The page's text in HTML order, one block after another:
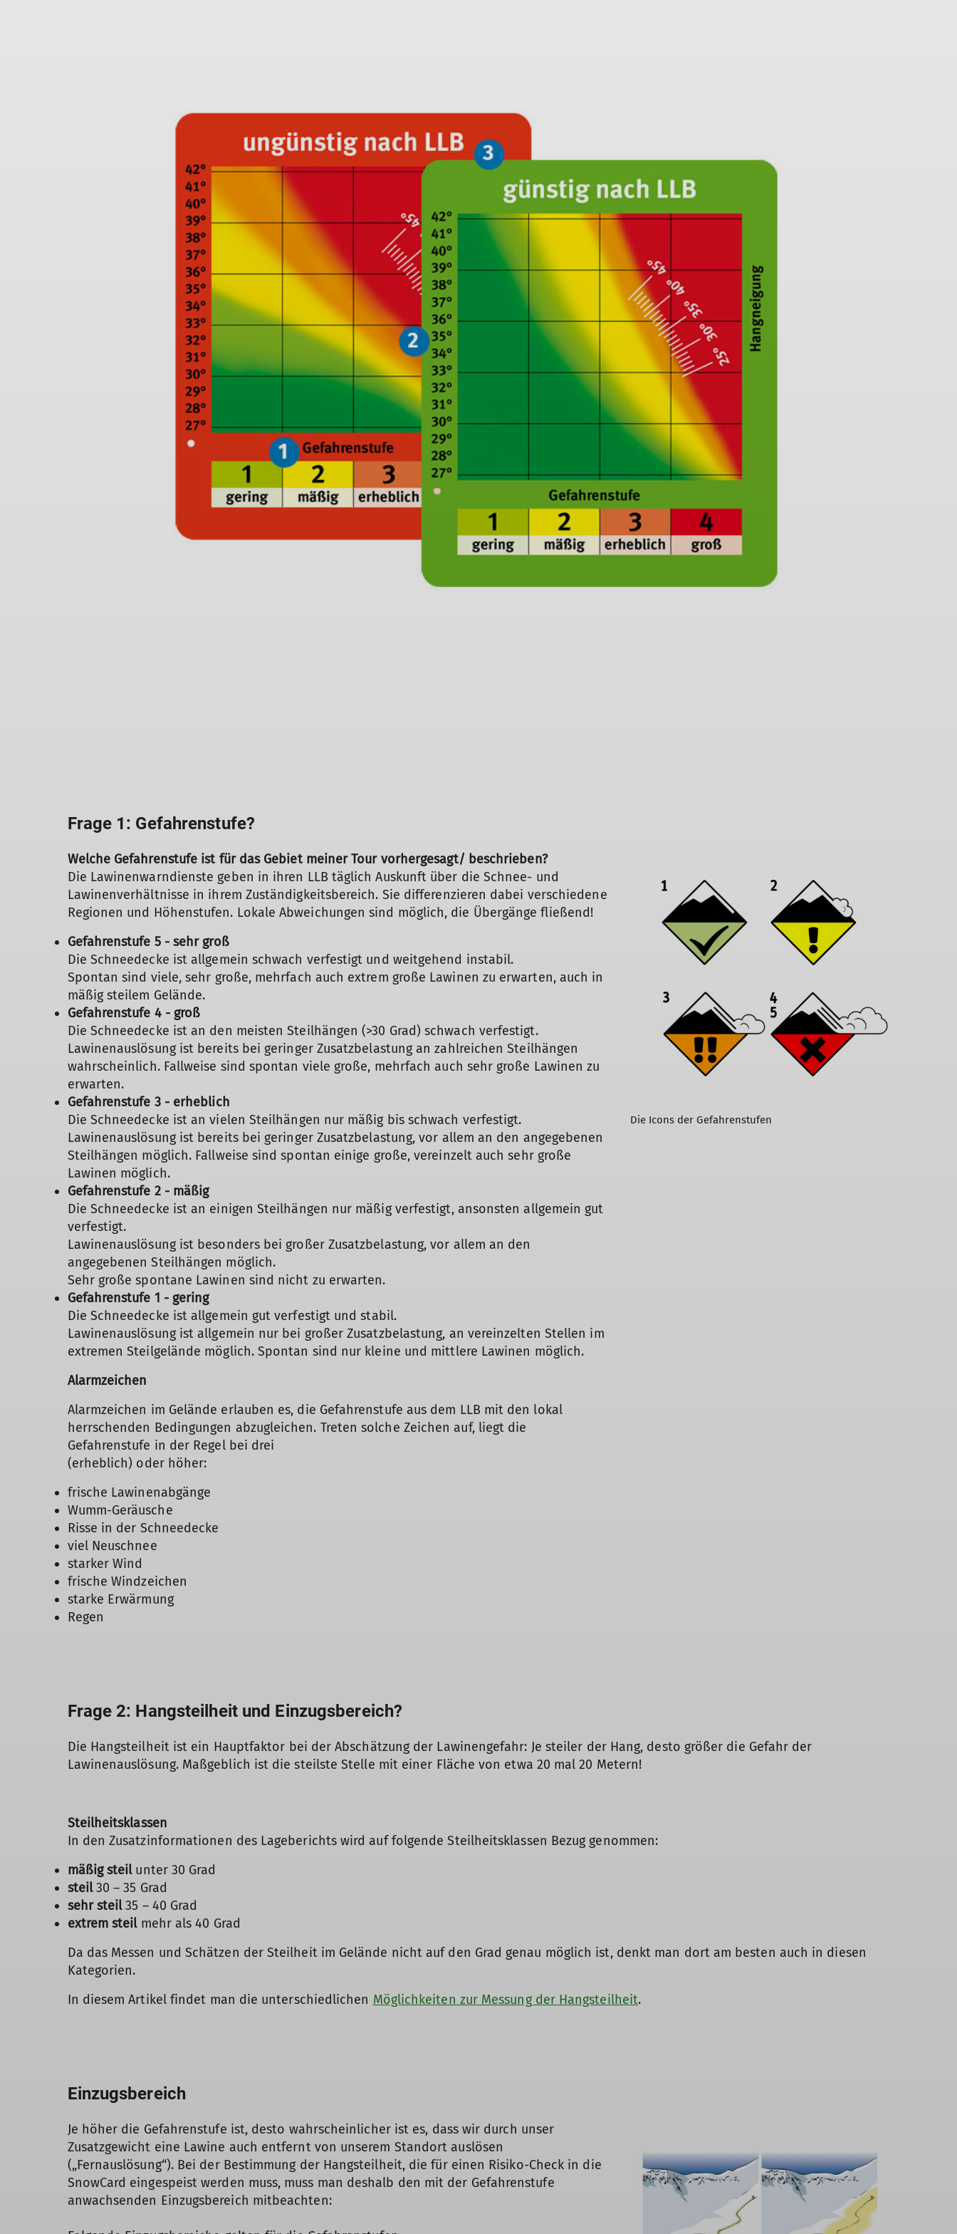
Frage 1: Gefahrenstufe?
Welche Gefahrenstufe ist für das Gebiet meiner Tour vorhergesagt/ beschrieben?
Die Lawinenwarndienste geben in ihren LLB täglich Auskunft über die Schnee- und
Lawinenverhältnisse in ihrem Zuständigkeitsbereich. Sie differenzieren dabei verschiedene
Regionen und Höhenstufen. Lokale Abweichungen sind möglich, die Übergänge fließend!
Gefahrenstufe 5 - sehr groß
Die Schneedecke ist allgemein schwach verfestigt und weitgehend instabil.
Spontan sind viele, sehr große, mehrfach auch extrem große Lawinen zu erwarten, auch in
mäßig steilem Gelände.
Gefahrenstufe 4 - groß
Die Schneedecke ist an den meisten Steilhängen (>30 Grad) schwach verfestigt.
Lawinenauslösung ist bereits bei geringer Zusatzbelastung an zahlreichen Steilhängen
wahrscheinlich. Fallweise sind spontan viele große, mehrfach auch sehr große Lawinen zu
erwarten.
Gefahrenstufe 3 - erheblich
Die Schneedecke ist an vielen Steilhängen nur mäßig bis schwach verfestigt.
Lawinenauslösung ist bereits bei geringer Zusatzbelastung, vor allem an den angegebenen
Steilhängen möglich. Fallweise sind spontan einige große, vereinzelt auch sehr große
Lawinen möglich.
Gefahrenstufe 2 - mäßig
Die Schneedecke ist an einigen Steilhängen nur mäßig verfestigt, ansonsten allgemein gut
verfestigt.
Lawinenauslösung ist besonders bei großer Zusatzbelastung, vor allem an den
angegebenen Steilhängen möglich.
Sehr große spontane Lawinen sind nicht zu erwarten.
Gefahrenstufe 1 - gering
Die Schneedecke ist allgemein gut verfestigt und stabil.
Lawinenauslösung ist allgemein nur bei großer Zusatzbelastung, an vereinzelten Stellen im
extremen Steilgelände möglich. Spontan sind nur kleine und mittlere Lawinen möglich.
Alarmzeichen
Alarmzeichen im Gelände erlauben es, die Gefahrenstufe aus dem LLB mit den lokal
herrschenden Bedingungen abzugleichen. Treten solche Zeichen auf, liegt die
Gefahrenstufe in der Regel bei drei
(erheblich) oder höher:
frische Lawinenabgänge
Wumm-Geräusche
Risse in der Schneedecke
viel Neuschnee
starker Wind
frische Windzeichen
starke Erwärmung
Regen
Die Icons der Gefahrenstufen
Frage 2: Hangsteilheit und Einzugsbereich?
Die Hangsteilheit ist ein Hauptfaktor bei der Abschätzung der Lawinengefahr: Je steiler der Hang, desto größer die Gefahr der
Lawinenauslösung. Maßgeblich ist die steilste Stelle mit einer Fläche von etwa 20 mal 20 Metern!
Steilheitsklassen
In den Zusatzinformationen des Lageberichts wird auf folgende Steilheitsklassen Bezug genommen:
mäßig steilunter 30 Grad
steil30 – 35 Grad
sehr steil35 – 40 Grad
extrem steilmehr als 40 Grad
Da das Messen und Schätzen der Steilheit im Gelände nicht auf den Grad genau möglich ist, denkt man dort am besten auch in diesen
Kategorien.
In diesem Artikel findet man die unterschiedlichen Möglichkeiten zur Messung der Hangsteilheit.
Einzugsbereich
Je höher die Gefahrenstufe ist, desto wahrscheinlicher ist es, dass wir durch unser
Zusatzgewicht eine Lawine auch entfernt von unserem Standort auslösen
(„Fernauslösung“). Bei der Bestimmung der Hangsteilheit, die für einen Risiko-Check in die
SnowCard eingespeist werden muss, muss man deshalb den mit der Gefahrenstufe
anwachsenden Einzugsbereich mitbeachten: